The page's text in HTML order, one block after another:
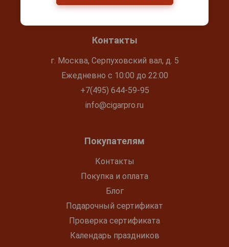
Контакты
г. Москва, Серпуховский вал, д. 5
Ежедневно с 10:00 до 22:00
+7(495) 644-59-95
info@cigarpro.ru
Покупателям
Контакты
Покупка и оплата
Блог
Подарочный сертификат
Проверка сертификата
Календарь праздников